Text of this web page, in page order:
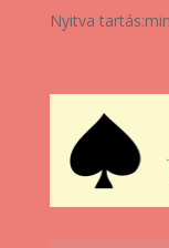
Nyitva tartás: